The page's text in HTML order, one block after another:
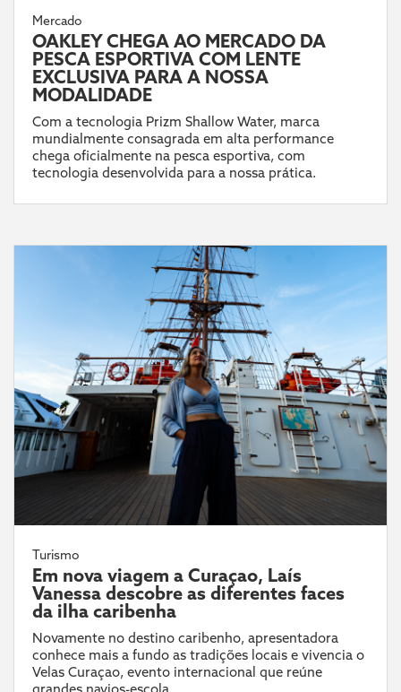
Mercado
OAKLEY CHEGA AO MERCADO DA
PESCA ESPORTIVA COM LENTE
EXCLUSIVA PARA A NOSSA
MODALIDADE
Com a tecnologia Prizm Shallow Water, marca
mundialmente consagrada em alta performance
chega oficialmente na pesca esportiva, com
tecnologia desenvolvida para a nossa prática.
Turismo
Em nova viagem a Curaçao, Laís
Vanessa descobre as diferentes faces
da ilha caribenha
Novamente no destino caribenho, apresentadora
conhece mais a fundo as tradições locais e vivencia o
Velas Curaçao, evento internacional que reúne